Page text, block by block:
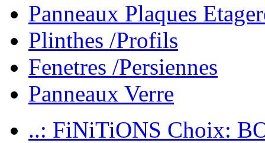
Panneaux Plaques
Plinthes /Profils
Fenetres /Persiennes
Panneaux Verre
..: FiNiTiONS Choix: